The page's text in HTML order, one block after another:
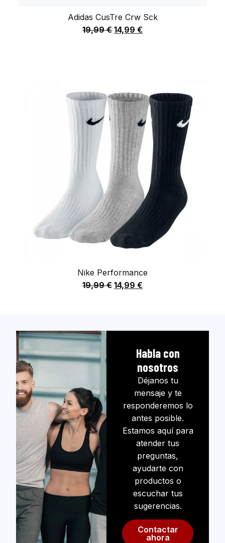
Adidas CusTre Crw Sck
19,99€ 14,99 €
Nike Performance
19,99€ 14,99 €
Habla con
nosotros
Déjanos tu
mensaje y te
responderemos lo
antes posible.
Estamos aquí para
atender tus
preguntas,
ayudarte con
productos o
escuchar tus
sugerencias.
Contactar
ahora